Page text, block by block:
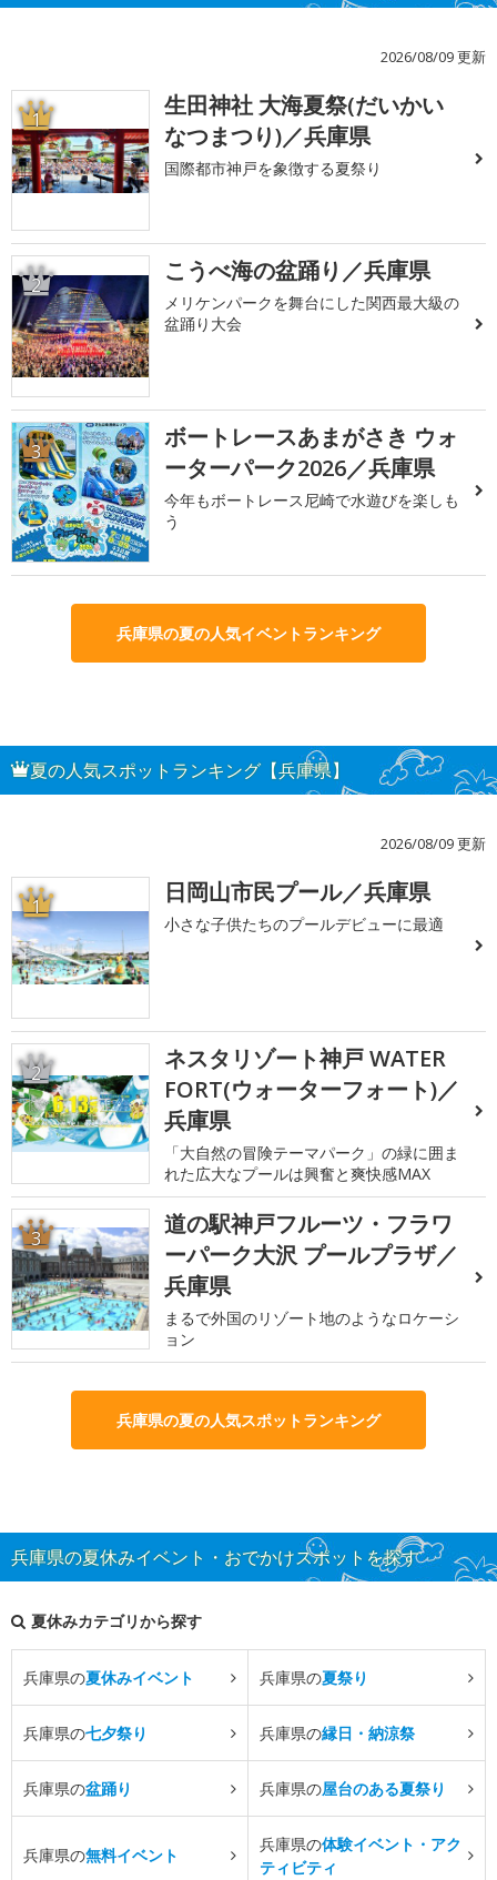
2026/08/09 更新
1
生田神社 大海夏祭(だいかい
なつまつり)／兵庫県
国際都市神戸を象徴する夏祭り
2 こうべ海の盆踊り／兵庫県
メリケンパークを舞台にした関西最大級の
盆踊り大会
3
ボートレースあまがさき ウォ
ーターパーク2026／兵庫県
今年もボートレース尼崎で水遊びを楽しも
う
兵庫県の夏の人気イベントランキング
夏の人気スポットランキング【兵庫県】
2026/08/09 更新
1 日岡山市民プール／兵庫県
小さな子供たちのプールデビューに最適
2
ネスタリゾート神戸 WATER
FORT(ウォーターフォート)／
兵庫県
「大自然の冒険テーマパーク」の緑に囲ま
れた広大なプールは興奮と爽快感MAX
3
道の駅神戸フルーツ・フラワ
ーパーク大沢 プールプラザ／
兵庫県
まるで外国のリゾート地のようなロケーシ
ョン
兵庫県の夏の人気スポットランキング
兵庫県の夏休みイベント・おでかけスポットを探す
夏休みカテゴリから探す
兵庫県の夏休みイベント 兵庫県の夏祭り
兵庫県の七夕祭り 兵庫県の縁日・納涼祭
兵庫県の盆踊り 兵庫県の屋台のある夏祭り
兵庫県の無料イベント
兵庫県の体験イベント・アク
ティビティ